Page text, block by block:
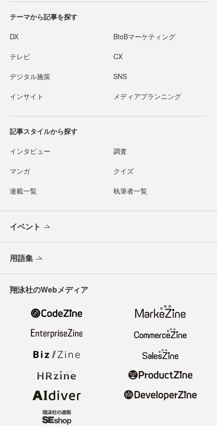
テーマから記事を探す
DX BtoBマーケティング
テレビ CX
デジタル施策 SNS
インサイト メディアプランニング
記事スタイルから探す
インタビュー 調査
マンガ クイズ
連載一覧 執筆者一覧
イベント
用語集
翔泳社のWebメディア